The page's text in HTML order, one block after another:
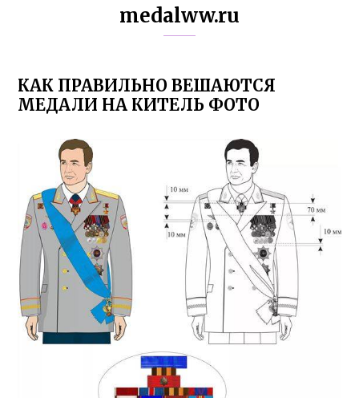
medalww.ru
КАК ПРАВИЛЬНО ВЕШАЮТСЯ
МЕДАЛИ НА КИТЕЛЬ ФОТО